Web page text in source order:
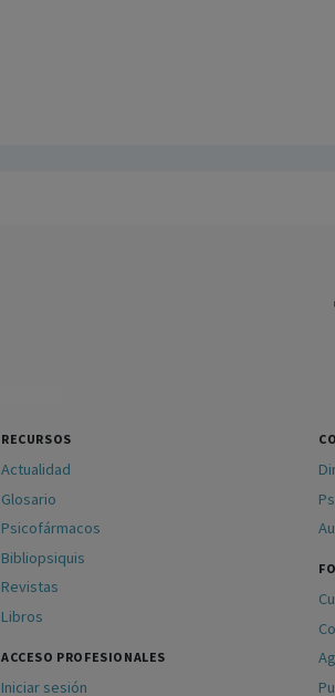
RECURSOS
Actualidad
Glosario
Psicofármacos
Bibliopsiquis
Revistas
Libros
ACCESO PROFESIONALES
Iniciar sesión